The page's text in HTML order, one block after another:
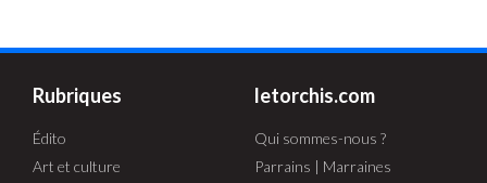
Rubriques
Édito
Art et culture
letorchis.com
Qui sommes-nous ?
Parrains | Marraines